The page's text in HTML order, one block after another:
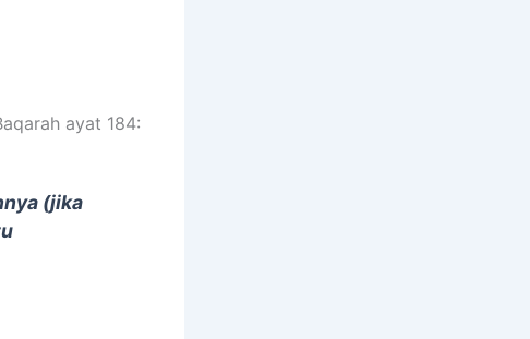
ayat 184:
(jika